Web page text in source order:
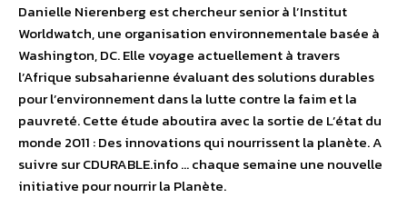
Danielle Nierenberg est chercheur senior à l’Institut
Worldwatch, une organisation environnementale basée à
Washington, DC. Elle voyage actuellement à travers
l’Afrique subsaharienne évaluant des solutions durables
pour l’environnement dans la lutte contre la faim et la
pauvreté. Cette étude aboutira avec la sortie de L’état du
monde 2011 : Des innovations qui nourrissent la planète. A
suivre sur CDURABLE.info … chaque semaine une nouvelle
initiative pour nourrir la Planète.